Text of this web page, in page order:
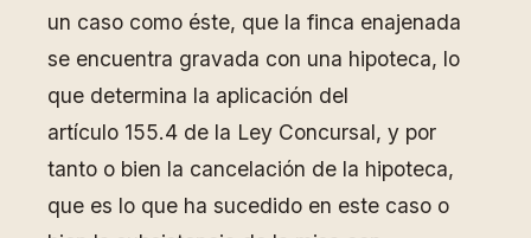
un caso como éste, que la finca enajenada
se encuentra gravada con una hipoteca, lo
que determina la aplicación del
artículo 155.4 de la Ley Concursal, y por
tanto o bien la cancelación de la hipoteca,
que es lo que ha sucedido en este caso o